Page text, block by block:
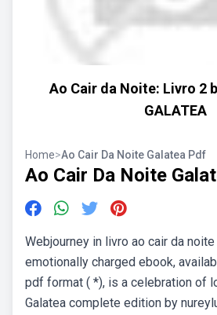
Ao Cair da Noite: Livro 2
GALATEA
Home>Ao Cair Da Noite Galatea Pdf
Ao Cair Da Noite
Webjourney in livro ao cair da
emotionally charged ebook,
pdf format ( *), is a celebration of
Galatea complete edition by